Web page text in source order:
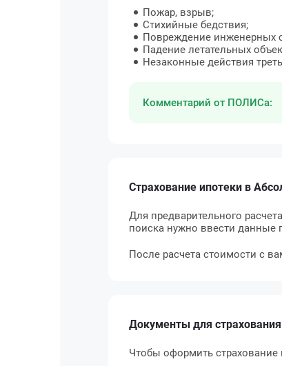
Пожар, взрыв;
Стихийные бедствия;
Повреждение инженерных
Падение летательных
Незаконные действия
Комментарий от ПОЛИСа:
Страхование ипотеки в
Для предварительного
поиска нужно ввести данные
После расчета стоимости с
Документы для
Чтобы оформить